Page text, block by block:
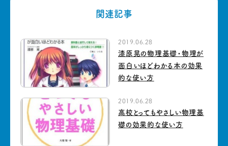
関連記事
2019.06.28
漆原晃の物理基礎・物理が
面白いほどわかる本の効果
的な使い方
2019.06.28
高校とってもやさしい物理基
礎の効果的な使い方